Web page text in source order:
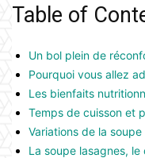
Table of
Un bol plein de
Pourquoi vous allez
Les bienfaits
Temps de cuisson et
Variations de la
La soupe lasagnes,